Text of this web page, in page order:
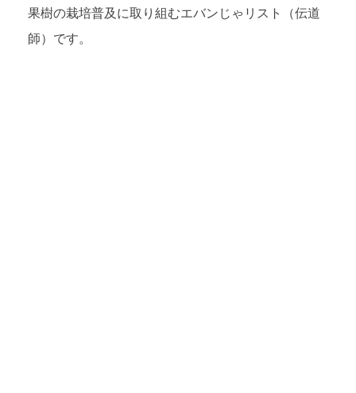
果樹の栽培普及に取り組むエバンじゃリスト（伝道
師）です。